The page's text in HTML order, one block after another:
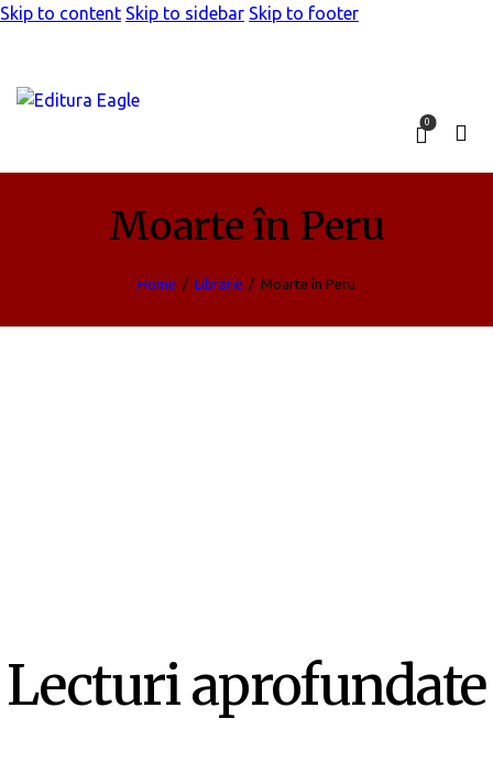
Skip to content Skip to sidebar Skip to footer
0
Moarte în Peru
Home Librărie Moarte în Peru
Lecturi aprofundate